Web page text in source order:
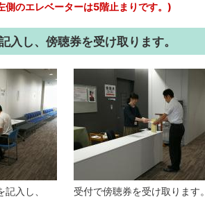
のエレベーターは5階止まりです。)
し、傍聴券を受け取ります。
入し、
受付で傍聴券を受け取ります。